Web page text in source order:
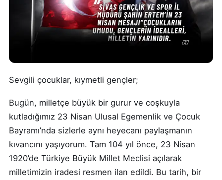
Sevgili çocuklar, kıymetli gençler;
Bugün, milletçe büyük bir gurur ve coşkuyla
kutladığımız 23 Nisan Ulusal Egemenlik ve Çocuk
Bayramı’nda sizlerle aynı heyecanı paylaşmanın
kıvancını yaşıyorum. Tam 104 yıl önce, 23 Nisan
1920’de Türkiye Büyük Millet Meclisi açılarak
milletimizin iradesi resmen ilan edildi. Bu tarih, bir